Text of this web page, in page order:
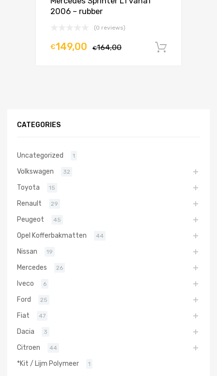
2006 – rubber
(0 reviews)
€164,00
€149,00
CATEGORIES
Uncategorized 1
Volkswagen 32
Toyota 15
Renault 29
Peugeot 45
Opel Kofferbakmatten 44
Nissan 19
Mercedes 26
Iveco 6
Ford 25
Fiat 47
Dacia 3
Citroen 44
*Kit / Lijm Polymeer 1